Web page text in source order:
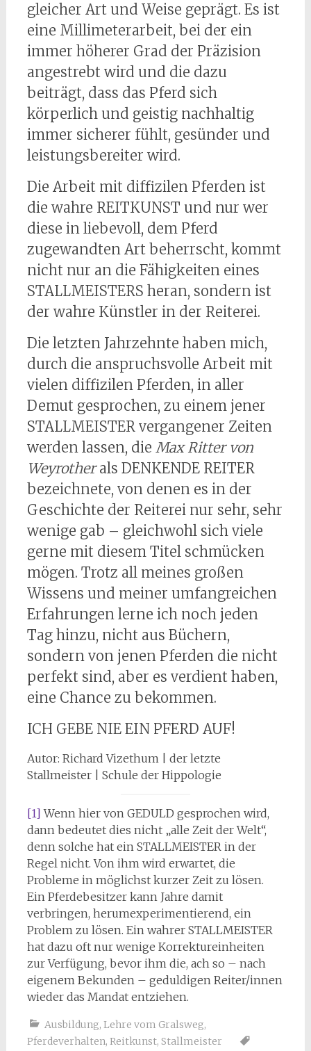
gleicher Art und Weise geprägt. Es ist
eine Millimeterarbeit, bei der ein
immer höherer Grad der Präzision
angestrebt wird und die dazu
beiträgt, dass das Pferd sich
körperlich und geistig nachhaltig
immer sicherer fühlt, gesünder und
leistungsbereiter wird.
Die Arbeit mit diffizilen Pferden ist
die wahre REITKUNST und nur wer
diese in liebevoll, dem Pferd
zugewandten Art beherrscht, kommt
nicht nur an die Fähigkeiten eines
STALLMEISTERS heran, sondern ist
der wahre Künstler in der Reiterei.
Die letzten Jahrzehnte haben mich,
durch die anspruchsvolle Arbeit mit
vielen diffizilen Pferden, in aller
Demut gesprochen, zu einem jener
STALLMEISTER vergangener Zeiten
werden lassen, die Max Ritter von
Weyrotherals DENKENDE REITER
bezeichnete, von denen es in der
Geschichte der Reiterei nur sehr, sehr
wenige gab – gleichwohl sich viele
gerne mit diesem Titel schmücken
mögen. Trotz all meines großen
Wissens und meiner umfangreichen
Erfahrungen lerne ich noch jeden
Tag hinzu, nicht aus Büchern,
sondern von jenen Pferden die nicht
perfekt sind, aber es verdient haben,
eine Chance zu bekommen.
ICH GEBE NIE EIN PFERD AUF!
Autor: Richard Vizethum | der letzte
Stallmeister | Schule der Hippologie
[1] Wenn hier von GEDULD gesprochen wird,
dann bedeutet dies nicht „alle Zeit der Welt“,
denn solche hat ein STALLMEISTER in der
Regel nicht. Von ihm wird erwartet, die
Probleme in möglichst kurzer Zeit zu lösen.
Ein Pferdebesitzer kann Jahre damit
verbringen, herumexperimentierend, ein
Problem zu lösen. Ein wahrer STALLMEISTER
hat dazu oft nur wenige Korrektureinheiten
zur Verfügung, bevor ihm die, ach so – nach
eigenem Bekunden – geduldigen Reiter/innen
wieder das Mandat entziehen.
Ausbildung, Lehre vom Gralsweg,
Pferdeverhalten, Reitkunst, Stallmeister